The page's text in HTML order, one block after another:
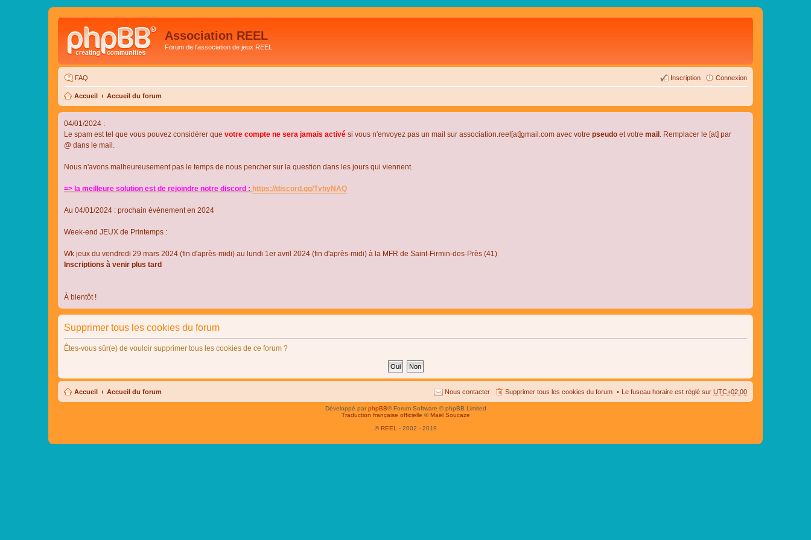
Association REEL
Forum de l'association de jeux REEL
FAQ Connexion
Inscription
Accueil Accueil du forum
04/01/2024 :
Le spam est tel que vous pouvez considérer que votre compte ne sera jamais activé si vous n'envoyez pas un mail sur association.reel[at]gmail.com avec votre pseudo et votre mail . Remplacer le [at] par
@ dans le mail.
Nous n'avons malheureusement pas le temps de nous pencher sur la question dans les jours qui viennent.
=> la meilleure solution est de rejoindre notre discord : https://discord.gg/TvhyNAQ
Au 04/01/2024 : prochain évènement en 2024
Week-end JEUX de Printemps :
Wk jeux du vendredi 29 mars 2024 (fin d'après-midi) au lundi 1er avril 2024 (fin d'après-midi) à la MFR de Saint-Firmin-des-Près (41)
Inscriptions à venir plus tard
À bientôt !
Supprimer tous les cookies du forum
Êtes-vous sûr(e) de vouloir supprimer tous les cookies de ce forum ?
Accueil Accueil du forum Le fuseau horaire est réglé sur UTC+02:00
Supprimer tous les cookies du forum
Nous contacter
Développé parphpBB® Forum Software © phpBB Limited
Traduction française officielle © Maël Soucaze
© REEL - 2002 - 2019